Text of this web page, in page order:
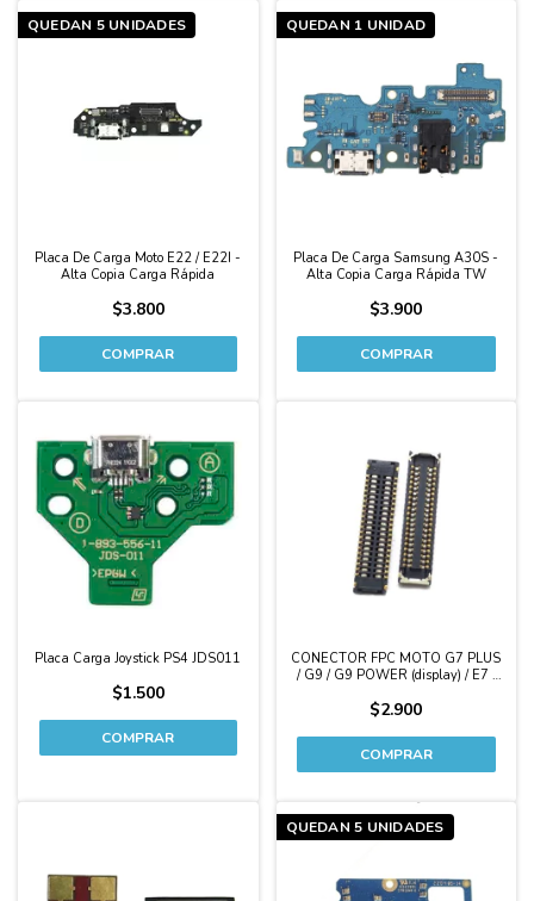
QUEDAN 5 UNIDADES
Placa De Carga Moto E22 / E22I -
Alta Copia Carga Rápida
$3.800
QUEDAN 1 UNIDAD
Placa De Carga Samsung A30S -
Alta Copia Carga Rápida TW
$3.900
Placa Carga Joystick PS4 JDS011
$1.500
CONECTOR FPC MOTO G7 PLUS
/ G9 / G9 POWER (display) / E7 /
$2.900
QUEDAN 5 UNIDADES